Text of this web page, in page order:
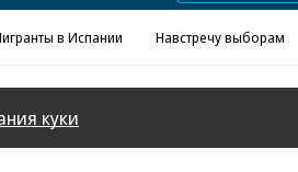
в Испании Навстречу выборам
куки